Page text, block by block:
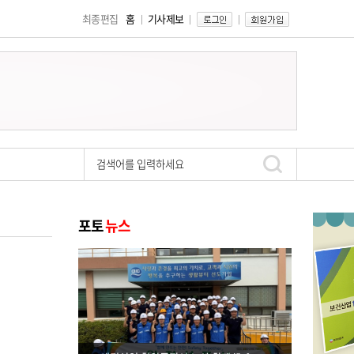
홈 기사제보
최종편집